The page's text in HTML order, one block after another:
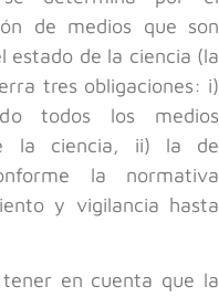
de medios que son
estado de la ciencia (la
tres obligaciones: i)
todos los medios
la ciencia, ii) la de
la normativa
y vigilancia hasta
en cuenta que la